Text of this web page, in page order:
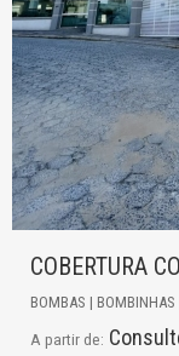
COBERTURA
BOMBAS | BOMBINHAS
A partir de: